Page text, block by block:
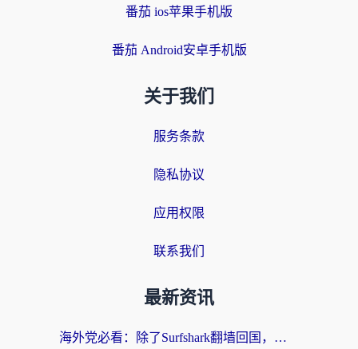
番茄 ios苹果手机版
番茄 Android安卓手机版
关于我们
服务条款
隐私协议
应用权限
联系我们
最新资讯
海外党必看：除了Surfshark翻墙回国，这些加速器选择技巧你真的懂吗？